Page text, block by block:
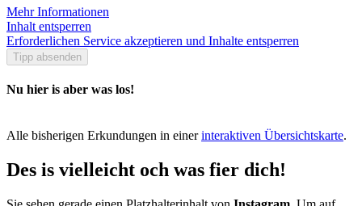
Mehr Informationen
Inhalt entsperren
Erforderlichen Service akzeptieren und Inhalte entsperren
Tipp absenden
Nu hier is aber was los!
Alle bisherigen Erkundungen in einerinteraktiven Übersichtskarte.
Des is vielleicht och was fier dich!